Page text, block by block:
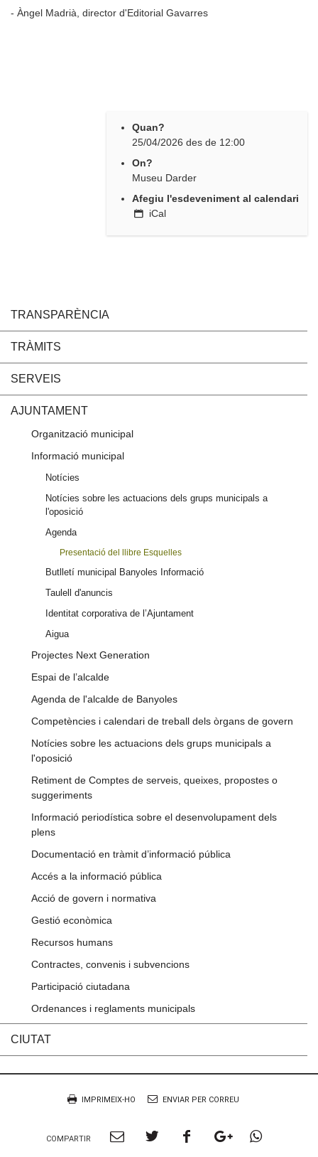
- Àngel Madrià, director d'Editorial Gavarres
Quan?
25/04/2026 des de 12:00
On?
Museu Darder
Afegiu l'esdeveniment al calendari
iCal
TRANSPARÈNCIA
TRÀMITS
SERVEIS
AJUNTAMENT
Organització municipal
Informació municipal
Notícies
Notícies sobre les actuacions dels grups municipals a
l'oposició
Agenda
Presentació del llibre Esquelles
Butlletí municipal Banyoles Informació
Taulell d'anuncis
Identitat corporativa de l’Ajuntament
Aigua
Projectes Next Generation
Espai de l’alcalde
Agenda de l'alcalde de Banyoles
Competències i calendari de treball dels òrgans de govern
Notícies sobre les actuacions dels grups municipals a
l'oposició
Retiment de Comptes de serveis, queixes, propostes o
suggeriments
Informació periodística sobre el desenvolupament dels
plens
Documentació en tràmit d’informació pública
Accés a la informació pública
Acció de govern i normativa
Gestió econòmica
Recursos humans
Contractes, convenis i subvencions
Participació ciutadana
Ordenances i reglaments municipals
CIUTAT
Document
IMPRIMEIX-HO ENVIAR PER CORREU
COMPARTIR
CompartirCompartirCompartirCompartir